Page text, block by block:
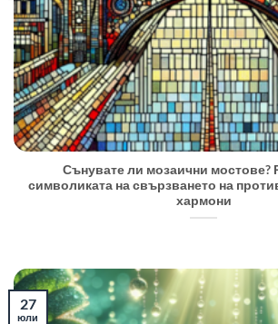
Сънувате ли мозаични мостове?
символиката на свързването на
хармони
27
юли